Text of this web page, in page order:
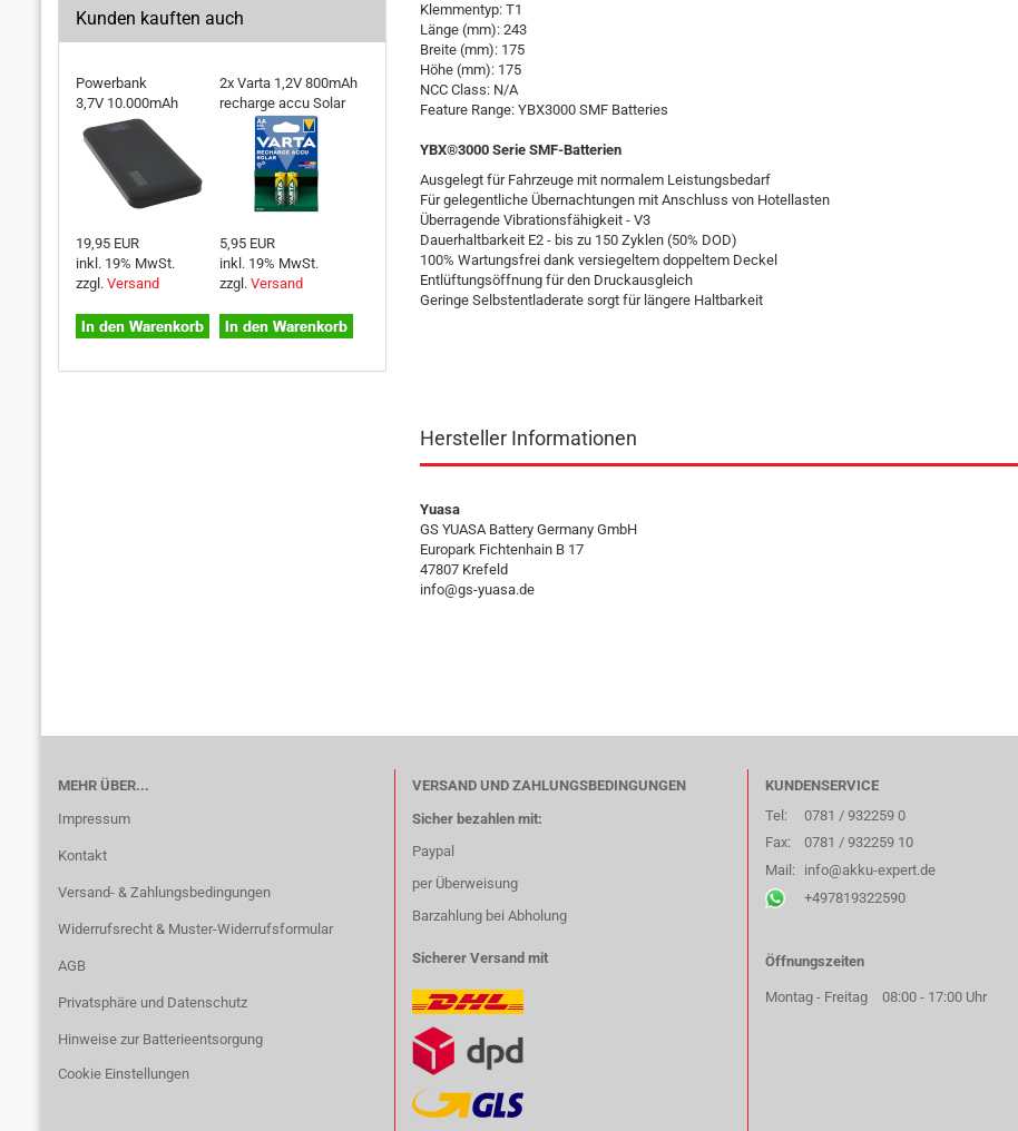
Klemmentyp: T1
Länge (mm): 243
Breite (mm): 175
Höhe (mm): 175
NCC Class: N/A
Feature Range: YBX3000 SMF Batteries
YBX®3000 Serie SMF-Batterien
Ausgelegt für Fahrzeuge mit normalem Leistungsbedarf
Für gelegentliche Übernachtungen mit Anschluss von Hotellasten
Überragende Vibrationsfähigkeit - V3
Dauerhaltbarkeit E2 - bis zu 150 Zyklen (50% DOD)
100% Wartungsfrei dank versiegeltem doppeltem Deckel
Entlüftungsöffnung für den Druckausgleich
Geringe Selbstentladerate sorgt für längere Haltbarkeit
Hersteller Informationen
Yuasa
GS YUASA Battery Germany GmbH
Europark Fichtenhain B 17
47807 Krefeld
info@gs-yuasa.de
Kunden kauften auch
Powerbank
3,7V 10.000mAh
19,95 EUR
inkl. 19% MwSt.
zzgl. Versand
2x Varta 1,2V 800mAh
recharge accu Solar
5,95 EUR
inkl. 19% MwSt.
zzgl. Versand
MEHR ÜBER...
Impressum
Kontakt
Versand- & Zahlungsbedingungen
Widerrufsrecht & Muster-Widerrufsformular
AGB
Privatsphäre und Datenschutz
Hinweise zur Batterieentsorgung
Cookie Einstellungen
VERSAND UND ZAHLUNGSBEDINGUNGEN
Sicher bezahlen mit:
Paypal
per Überweisung
Barzahlung bei Abholung
Sicherer Versand mit
KUNDENSERVICE
Tel:
0781 / 932259 0
Fax:
0781 / 932259 10
Mail:
info@akku-expert.de
+497819322590
Öffnungszeiten
Montag - Freitag 08:00 - 17:00 Uhr